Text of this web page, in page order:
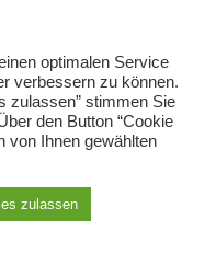
optimalen Service
verbessern zu können.
zulassen” stimmen Sie
den Button “Cookie
von Ihnen gewählten
zulassen